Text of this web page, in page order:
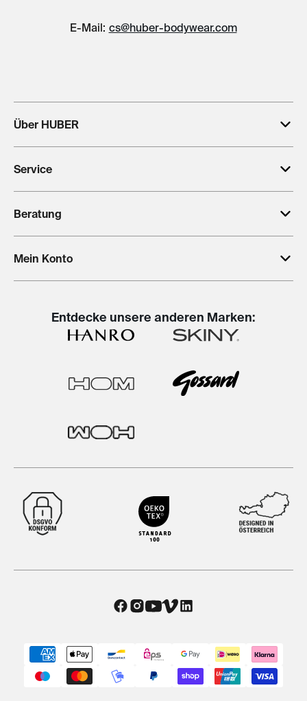
E-Mail: cs@huber-bodywear.com
Über HUBER
Service
Beratung
Mein Konto
Entdecke unsere anderen Marken: